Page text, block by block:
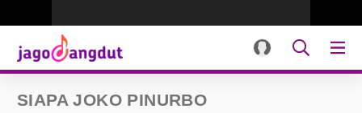
SIAPA JOKO PINURBO